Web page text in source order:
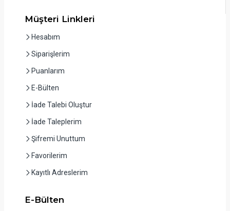
Müşteri Linkleri
Hesabım
Siparişlerim
Puanlarım
E-Bülten
İade Talebi Oluştur
İade Taleplerim
Şifremi Unuttum
Favorilerim
Kayıtlı Adreslerim
E-Bülten